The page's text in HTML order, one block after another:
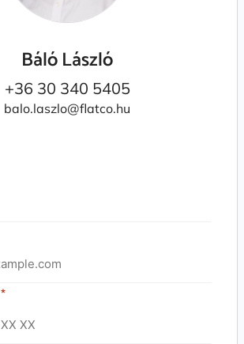
Báló László
+36 30 340 5405
balo.laszlo@flatco.hu
*